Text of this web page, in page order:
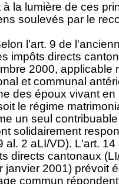
à la lumière de ces
soulevés par le
l'art. 9 de
impôts directs
2000, applicable
et communal
des époux vivant
le régime
un seul
solidairement
al. 2 aLI/VD). L'art.
directs cantonaux
janvier 2001) prévoit
commun